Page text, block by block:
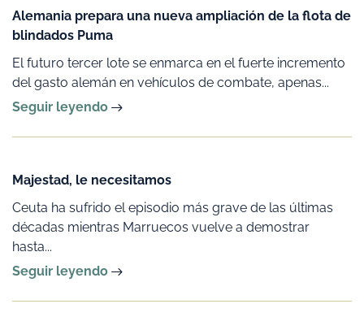
Alemania prepara una nueva ampliación de la flota de
blindados Puma
El futuro tercer lote se enmarca en el fuerte incremento
del gasto alemán en vehículos de combate, apenas...
Seguir leyendo
Majestad, le necesitamos
Ceuta ha sufrido el episodio más grave de las últimas
décadas mientras Marruecos vuelve a demostrar
hasta...
Seguir leyendo